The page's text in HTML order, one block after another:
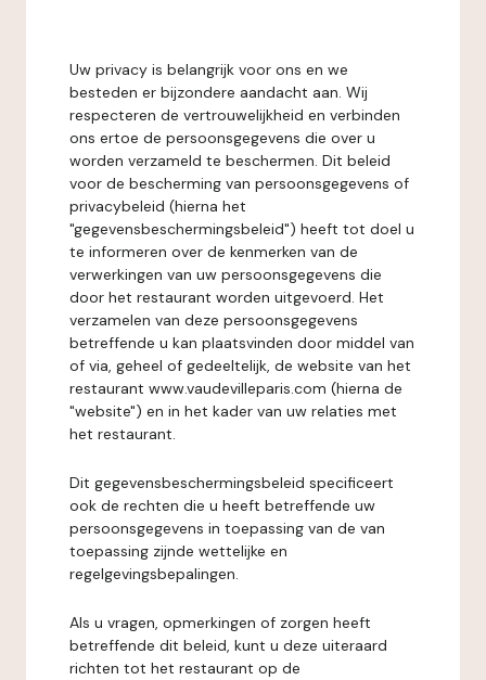
Uw privacy is belangrijk voor ons en we
besteden er bijzondere aandacht aan. Wij
respecteren de vertrouwelijkheid en verbinden
ons ertoe de persoonsgegevens die over u
worden verzameld te beschermen. Dit beleid
voor de bescherming van persoonsgegevens of
privacybeleid (hierna het
"gegevensbeschermingsbeleid") heeft tot doel u
te informeren over de kenmerken van de
verwerkingen van uw persoonsgegevens die
door het restaurant worden uitgevoerd. Het
verzamelen van deze persoonsgegevens
betreffende u kan plaatsvinden door middel van
of via, geheel of gedeeltelijk, de website van het
restaurant www.vaudevilleparis.com (hierna de
"website") en in het kader van uw relaties met
het restaurant.
Dit gegevensbeschermingsbeleid specificeert
ook de rechten die u heeft betreffende uw
persoonsgegevens in toepassing van de van
toepassing zijnde wettelijke en
regelgevingsbepalingen.
Als u vragen, opmerkingen of zorgen heeft
betreffende dit beleid, kunt u deze uiteraard
richten tot het restaurant op de